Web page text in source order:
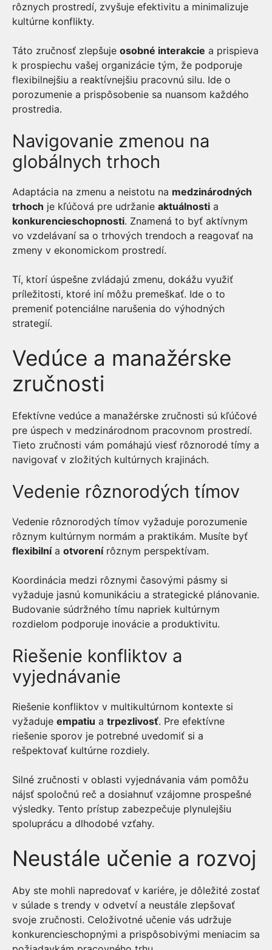
rôznych prostredí, zvyšuje efektivitu a minimalizuje
kultúrne konflikty.
Táto zručnosť zlepšuje osobné interakcie a prispieva
k prospiechu vašej organizácie tým, že podporuje
flexibilnejšiu a reaktívnejšiu pracovnú silu. Ide o
porozumenie a prispôsobenie sa nuansom každého
prostredia.
Navigovanie zmenou na
globálnych trhoch
Adaptácia na zmenu a neistotu na medzinárodných
trhoch je kľúčová pre udržanie aktuálnosti a
konkurencieschopnosti. Znamená to byť aktívnym
vo vzdelávaní sa o trhových trendoch a reagovať na
zmeny v ekonomickom prostredí.
Tí, ktorí úspešne zvládajú zmenu, dokážu využiť
príležitosti, ktoré iní môžu premeškať. Ide o to
premeniť potenciálne narušenia do výhodných
strategií.
Vedúce a manažérske
zručnosti
Efektívne vedúce a manažérske zručnosti sú kľúčové
pre úspech v medzinárodnom pracovnom prostredí.
Tieto zručnosti vám pomáhajú viesť rôznorodé tímy a
navigovať v zložitých kultúrnych krajinách.
Vedenie rôznorodých tímov
Vedenie rôznorodých tímov vyžaduje porozumenie
rôznym kultúrnym normám a praktikám. Musíte byť
flexibilnía otvorenírôznym perspektívam.
Koordinácia medzi rôznymi časovými pásmy si
vyžaduje jasnú komunikáciu a strategické plánovanie.
Budovanie súdržného tímu napriek kultúrnym
rozdielom podporuje inovácie a produktivitu.
Riešenie konfliktov a
vyjednávanie
Riešenie konfliktov v multikultúrnom kontexte si
vyžaduje empatiu a trpezlivosť. Pre efektívne
riešenie sporov je potrebné uvedomiť si a
rešpektovať kultúrne rozdiely.
Silné zručnosti v oblasti vyjednávania vám pomôžu
nájsť spoločnú reč a dosiahnuť vzájomne prospešné
výsledky. Tento prístup zabezpečuje plynulejšiu
spoluprácu a dlhodobé vzťahy.
Neustále učenie a rozvoj
Aby ste mohli napredovať v kariére, je dôležité zostať
v súlade s trendy v odvetví a neustále zlepšovať
svoje zručnosti. Celoživotné učenie vás udržuje
konkurencieschopnými a prispôsobivými meniacim sa